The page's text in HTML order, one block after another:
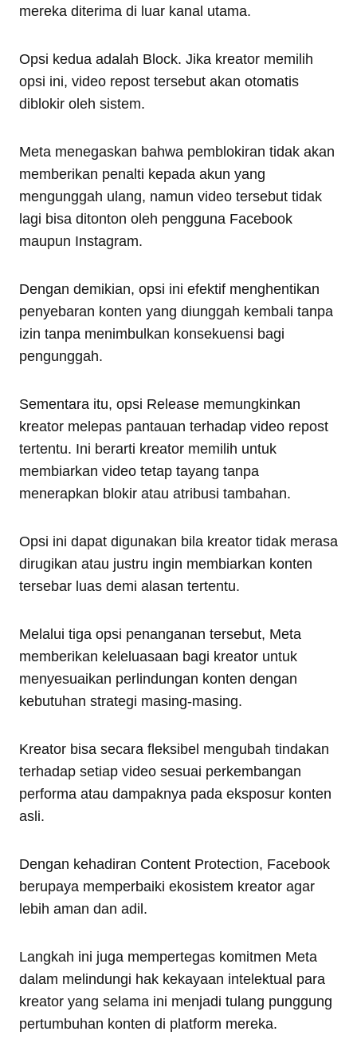
mereka diterima di luar kanal utama.
Opsi kedua adalah Block. Jika kreator memilih
opsi ini, video repost tersebut akan otomatis
diblokir oleh sistem.
Meta menegaskan bahwa pemblokiran tidak akan
memberikan penalti kepada akun yang
mengunggah ulang, namun video tersebut tidak
lagi bisa ditonton oleh pengguna Facebook
maupun Instagram.
Dengan demikian, opsi ini efektif menghentikan
penyebaran konten yang diunggah kembali tanpa
izin tanpa menimbulkan konsekuensi bagi
pengunggah.
Sementara itu, opsi Release memungkinkan
kreator melepas pantauan terhadap video repost
tertentu. Ini berarti kreator memilih untuk
membiarkan video tetap tayang tanpa
menerapkan blokir atau atribusi tambahan.
Opsi ini dapat digunakan bila kreator tidak merasa
dirugikan atau justru ingin membiarkan konten
tersebar luas demi alasan tertentu.
Melalui tiga opsi penanganan tersebut, Meta
memberikan keleluasaan bagi kreator untuk
menyesuaikan perlindungan konten dengan
kebutuhan strategi masing-masing.
Kreator bisa secara fleksibel mengubah tindakan
terhadap setiap video sesuai perkembangan
performa atau dampaknya pada eksposur konten
asli.
Dengan kehadiran Content Protection, Facebook
berupaya memperbaiki ekosistem kreator agar
lebih aman dan adil.
Langkah ini juga mempertegas komitmen Meta
dalam melindungi hak kekayaan intelektual para
kreator yang selama ini menjadi tulang punggung
pertumbuhan konten di platform mereka.